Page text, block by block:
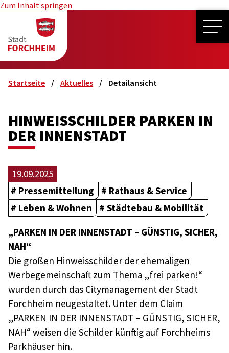
Zum Inhalt springen
Startseite Aktuelles Detailansicht
HINWEISSCHILDER PARKEN IN
DER INNENSTADT
19.09.2025
Pressemitteilung
Rathaus & Service
Leben & Wohnen
Städtebau & Mobilität
„PARKEN IN DER INNENSTADT – GÜNSTIG, SICHER,
NAH“
Die großen Hinweisschilder der ehemaligen
Werbegemeinschaft zum Thema „frei parken!“
wurden durch das Citymanagement der Stadt
Forchheim neugestaltet. Unter dem Claim
„PARKEN IN DER INNENSTADT – GÜNSTIG, SICHER,
NAH“ weisen die Schilder künftig auf Forchheims
Parkhäuser hin.